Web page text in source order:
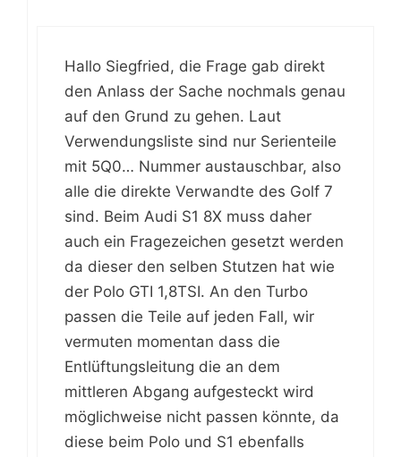
Hallo Siegfried, die Frage gab direkt
den Anlass der Sache nochmals genau
auf den Grund zu gehen. Laut
Verwendungsliste sind nur Serienteile
mit 5Q0… Nummer austauschbar, also
alle die direkte Verwandte des Golf 7
sind. Beim Audi S1 8X muss daher
auch ein Fragezeichen gesetzt werden
da dieser den selben Stutzen hat wie
der Polo GTI 1,8TSI. An den Turbo
passen die Teile auf jeden Fall, wir
vermuten momentan dass die
Entlüftungsleitung die an dem
mittleren Abgang aufgesteckt wird
möglichweise nicht passen könnte, da
diese beim Polo und S1 ebenfalls